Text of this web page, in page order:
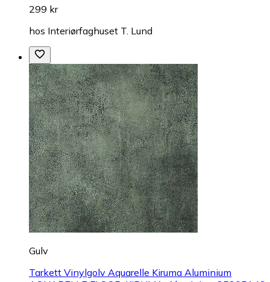
299 kr
hos Interiørfaghuset T. Lund
Gulv
Tarkett Vinylgolv Aquarelle Kiruma Aluminium